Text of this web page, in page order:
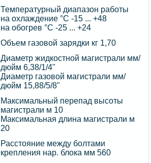
Температурный диапазон работы
на охлаждение °C -15 ... +48
на обогрев °C -25 ... +24
Объем газовой зарядки кг 1,70
Диаметр жидкостной магистрали мм/
дюйм 6,38/1/4"
Диаметр газовой магистрали мм/
дюйм 15,88/5/8"
Максимальный перепад высоты
магистрали м 10
Максимальная длина магистрали м
20
Расстояние между болтами
крепления нар. блока мм 560